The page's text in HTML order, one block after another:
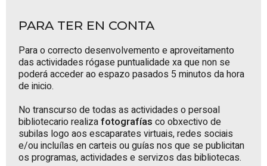
PARA TER EN CONTA
Para o correcto desenvolvemento e aproveitamento
das actividades rógase puntualidade xa que non se
poderá acceder ao espazo pasados 5 minutos da hora
de inicio.
No transcurso de todas as actividades o persoal
bibliotecario realizafotografías co obxectivo de
subilas logo aos escaparates virtuais, redes sociais
e/ou incluílas en carteis ou guías nos que se publicitan
os programas, actividades e servizos das bibliotecas.